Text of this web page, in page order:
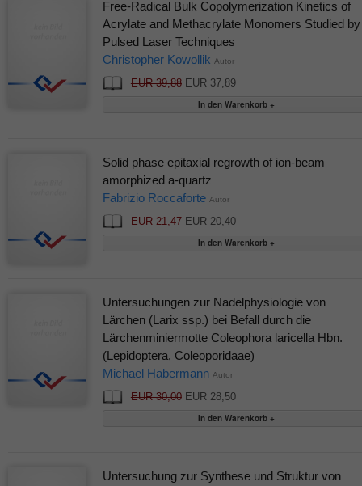
Free-Radical Bulk Copolymerization Kinetics of
Acrylate and Methacrylate Monomers Studied by
Pulsed Laser Techniques
Christopher Kowollik Autor
EUR 39,88EUR 37,89
Solid phase epitaxial regrowth of ion-beam
amorphized a-quartz
Fabrizio Roccaforte Autor
EUR 21,47EUR 20,40
Untersuchungen zur Nadelphysiologie von
Lärchen (Larix ssp.) bei Befall durch die
Lärchenminiermotte Coleophora laricella Hbn.
(Lepidoptera, Coleoporidaae)
Michael Habermann Autor
EUR 30,00EUR 28,50
Untersuchung zur Synthese und Struktur von